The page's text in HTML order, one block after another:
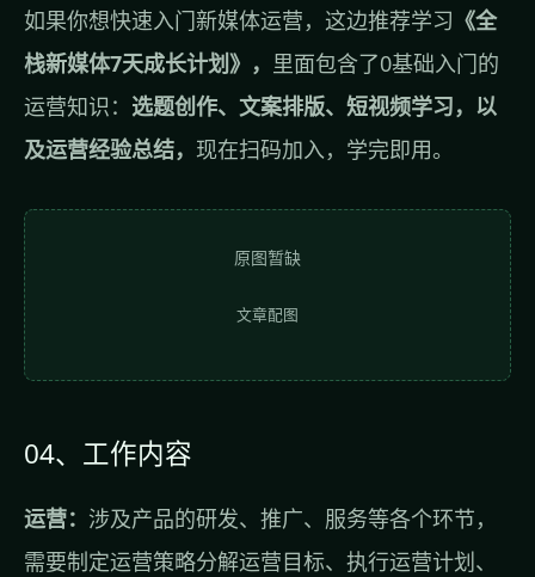
如果你想快速入门新媒体运营，这边推荐学习 《全
栈新媒体7天成长计划》， 里面包含了0基础入门的
运营知识： 选题创作、文案排版、短视频学习，以
及运营经验总结， 现在扫码加入，学完即用。
原图暂缺
文章配图
04、工作内容
运营： 涉及产品的研发、推广、服务等各个环节，
需要制定运营策略分解运营目标、执行运营计划、